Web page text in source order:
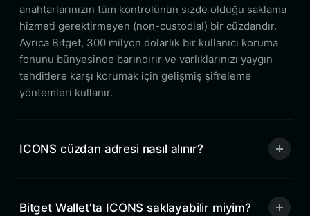
anahtarlarınızın tüm kontrolünün sizde olduğu saklama
hizmeti gerektirmeyen (non-custodial) bir cüzdandır.
Ayrıca Bitget, 300 milyon dolarlık bir kullanıcı koruma
fonunu bünyesinde barındırır ve varlıklarınızı yaygın
tehditlere karşı korumak için gelişmiş şifreleme
yöntemleri kullanır.
ICONS cüzdan adresi nasıl alınır?
Bitget Wallet'ta ICONS saklayabilir miyim?